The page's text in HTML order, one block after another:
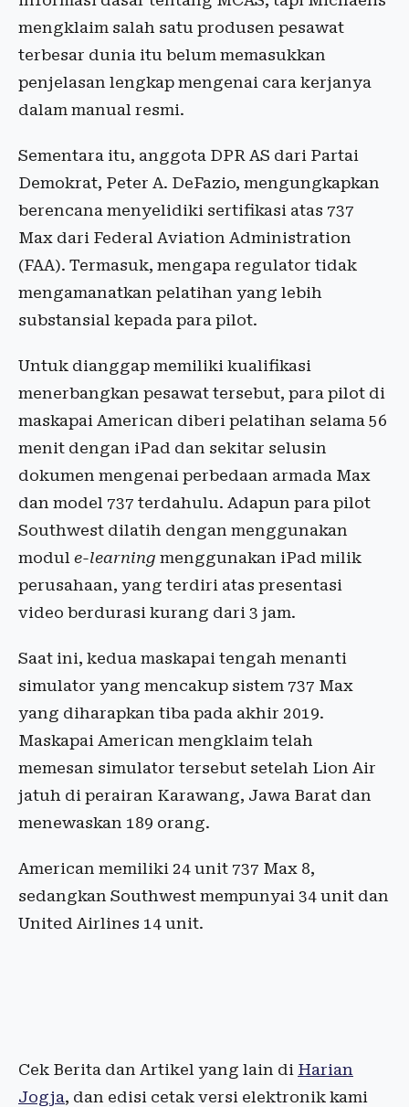
mengklaim salah satu produsen pesawat
terbesar dunia itu belum memasukkan
penjelasan lengkap mengenai cara kerjanya
dalam manual resmi.
Sementara itu, anggota DPR AS dari Partai
Demokrat, Peter A. DeFazio, mengungkapkan
berencana menyelidiki sertifikasi atas 737
Max dari Federal Aviation Administration
(FAA). Termasuk, mengapa regulator tidak
mengamanatkan pelatihan yang lebih
substansial kepada para pilot.
Untuk dianggap memiliki kualifikasi
menerbangkan pesawat tersebut, para pilot di
maskapai American diberi pelatihan selama 56
menit dengan iPad dan sekitar selusin
dokumen mengenai perbedaan armada Max
dan model 737 terdahulu. Adapun para pilot
Southwest dilatih dengan menggunakan
modul e-learning menggunakan iPad milik
perusahaan, yang terdiri atas presentasi
video berdurasi kurang dari 3 jam.
Saat ini, kedua maskapai tengah menanti
simulator yang mencakup sistem 737 Max
yang diharapkan tiba pada akhir 2019.
Maskapai American mengklaim telah
memesan simulator tersebut setelah Lion Air
jatuh di perairan Karawang, Jawa Barat dan
menewaskan 189 orang.
American memiliki 24 unit 737 Max 8,
sedangkan Southwest mempunyai 34 unit dan
United Airlines 14 unit.
Cek Berita dan Artikel yang lain di Harian
Jogja, dan edisi cetak versi elektronik kami